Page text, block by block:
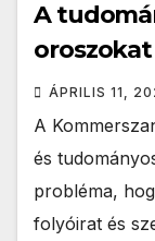
A
oroszokat
ÁPRILIS 11,
A
és
probléma,
folyóirat és